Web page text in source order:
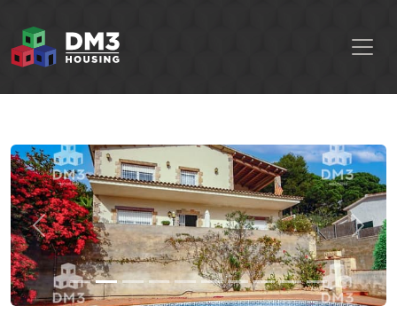
Previous Next